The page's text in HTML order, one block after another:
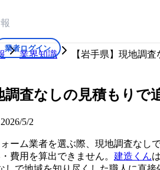
業者ログイン
業界知識
【岩手県】現地調
調査なしの見積もり
2026/5/2
ーム業者を選ぶ際、現地調査なし
費用を算出できません。 建造くん